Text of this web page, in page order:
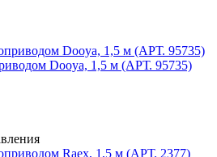
Dooya, 1,5 м (АРТ. 95735)